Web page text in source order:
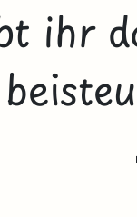
ihr